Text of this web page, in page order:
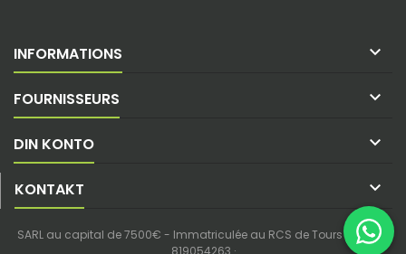
INFORMATIONS 
FOURNISSEURS 
DIN KONTO 
KONTAKT 
SARL au capital de 7500€ - Immatriculée au RCS de Tours - SIREN :